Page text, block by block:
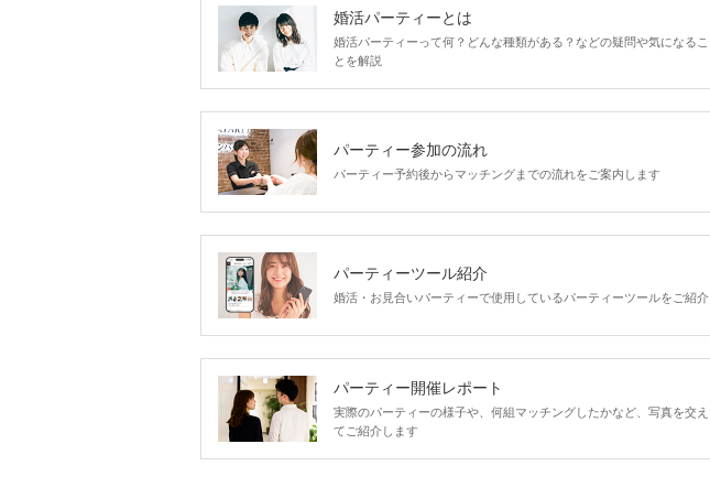
婚活パーティーとは
婚活パーティーって何？どんな種類がある？などの疑問や気になるこ
とを解説
パーティー参加の流れ
パーティー予約後からマッチングまでの流れをご案内します
パーティーツール紹介
婚活・お見合いパーティーで使用しているパーティーツールをご紹介
パーティー開催レポート
実際のパーティーの様子や、何組マッチングしたかなど、写真を交え
てご紹介します